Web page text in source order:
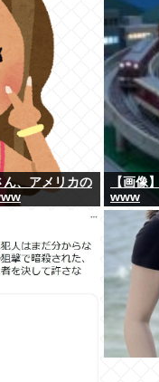
ん、アメリカの
【画像
www